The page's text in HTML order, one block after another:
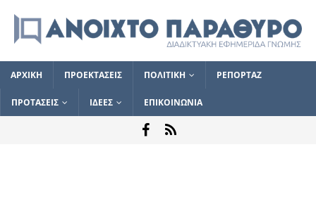
ΑΡΧΙΚΗ ΠΡΟΕΚΤΑΣΕΙΣ ΠΟΛΙΤΙΚΗ ΡΕΠΟΡΤΑΖ
ΠΡΟΤΑΣΕΙΣ ΙΔΕΕΣ ΕΠΙΚΟΙΝΩΝΙΑ